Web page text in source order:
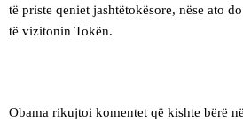
të priste qeniet jashtëtokësore, nëse ato
të vizitonin Tokën.
Obama rikujtoi komentet që kishte bërë